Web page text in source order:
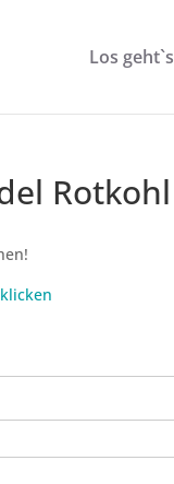
Los geht`s
Rotkohl